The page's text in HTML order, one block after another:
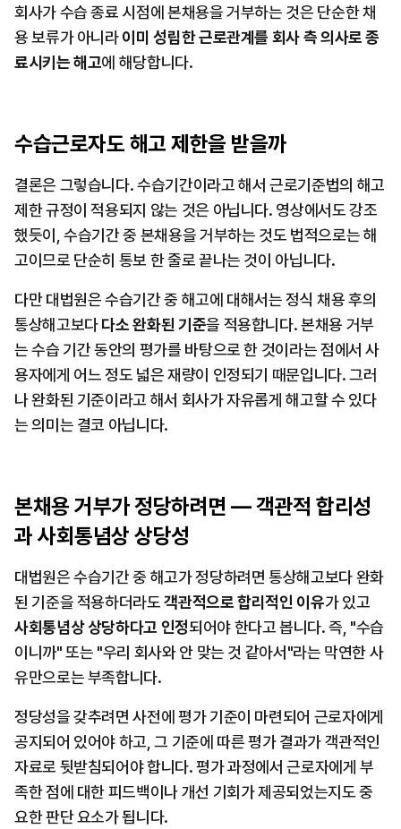
회사가 수습 종료 시점에 본채용을 거부하는 것은 단순한 채
용 보류가 아니라 이미 성립한 근로관계를 회사 측 의사로 종
료시키는 해고에 해당합니다.
수습근로자도 해고 제한을 받을까
결론은 그렇습니다. 수습기간이라고 해서 근로기준법의 해고
제한 규정이 적용되지 않는 것은 아닙니다. 영상에서도 강조
했듯이, 수습기간 중 본채용을 거부하는 것도 법적으로는 해
고이므로 단순히 통보 한 줄로 끝나는 것이 아닙니다.
다만 대법원은 수습기간 중 해고에 대해서는 정식 채용 후의
통상해고보다 다소 완화된 기준을 적용합니다. 본채용 거부
는 수습 기간 동안의 평가를 바탕으로 한 것이라는 점에서 사
용자에게 어느 정도 넓은 재량이 인정되기 때문입니다. 그러
나 완화된 기준이라고 해서 회사가 자유롭게 해고할 수 있다
는 의미는 결코 아닙니다.
본채용 거부가 정당하려면 — 객관적 합리성
과 사회통념상 상당성
대법원은 수습기간 중 해고가 정당하려면 통상해고보다 완화
된 기준을 적용하더라도 객관적으로 합리적인 이유
사회통념상 상당하다고 인정되어야 한다고 봅니다. 즉, "수습
이니까" 또는 "우리 회사와 안 맞는 것 같아서"라는 막연한 사
유만으로는 부족합니다.
정당성을 갖추려면 사전에 평가 기준이 마련되어 근로자에게
공지되어 있어야 하고, 그 기준에 따른 평가 결과가 객관적인
자료로 뒷받침되어야 합니다. 평가 과정에서 근로자에게 부
족한 점에 대한 피드백이나 개선 기회가 제공되었는지도 중
요한 판단 요소가 됩니다.